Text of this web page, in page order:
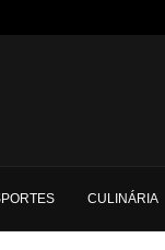
CULINÁRIA